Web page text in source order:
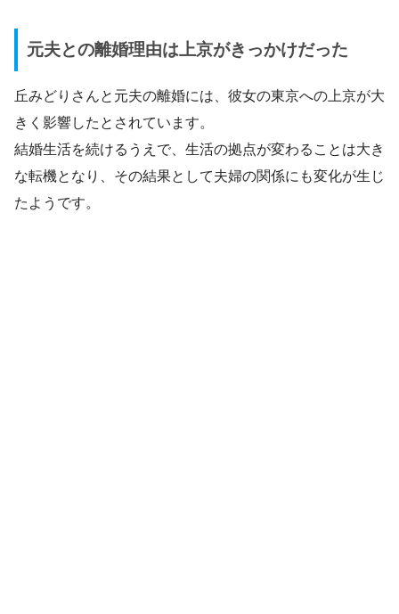
元夫との離婚理由は上京がきっかけだった
丘みどりさんと元夫の離婚には、彼女の東京への上京が大
きく影響したとされています。
結婚生活を続けるうえで、生活の拠点が変わることは大き
な転機となり、その結果として夫婦の関係にも変化が生じ
たようです。